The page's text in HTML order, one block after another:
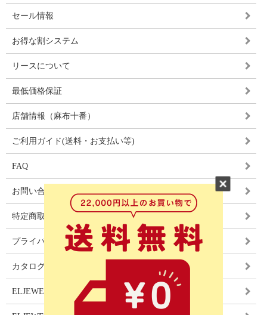
セール情報
お得な割システム
リースについて
最低価格保証
店舗情報（麻布十番）
ご利用ガイド(送料・お支払い等)
FAQ
お問い合わせ
特定商取引法に基づく表記
プライバシーポリシー
カタログ
ELJEWEL LIGHITNG